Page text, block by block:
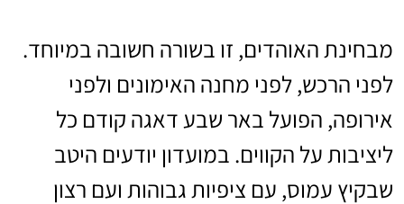
מבחינת האוהדים, זו בשורה חשובה במיוחד.
לפני הרכש, לפני מחנה האימונים ולפני
אירופה, הפועל באר שבע דאגה קודם כל
ליציבות על הקווים. במועדון יודעים היטב
שבקיץ עמוס, עם ציפיות גבוהות ועם רצון